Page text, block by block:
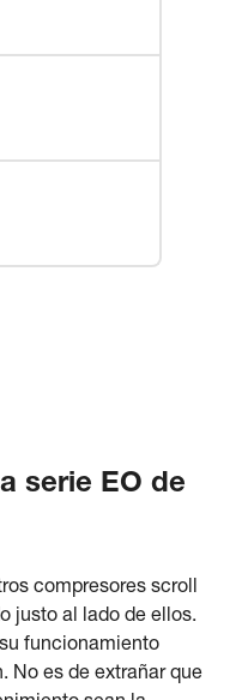
serie EO de
compresores scroll
justo al lado de ellos.
funcionamiento
No es de extrañar que